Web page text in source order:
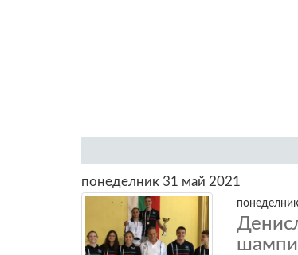
понеделник 31 май 2021